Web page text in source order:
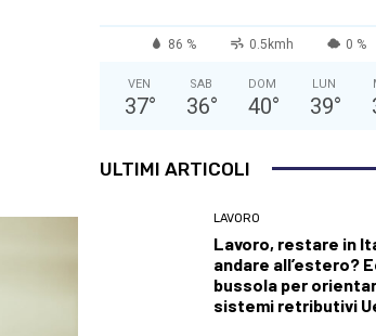
86 % 0.5kmh 0 %
VEN
37°
SAB
36°
DOM
40°
LUN
39°
ULTIMI ARTICOLI
LAVORO
Lavoro, restare in
andare all’estero?
bussola per
sistemi retributivi